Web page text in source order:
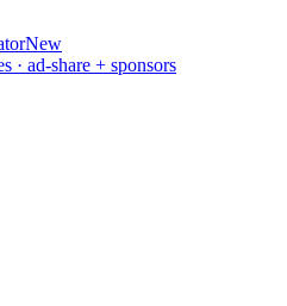
New
· ad-share + sponsors